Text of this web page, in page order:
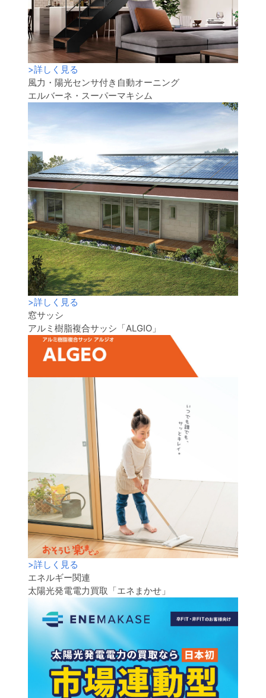
>詳しく見る
風力・陽光センサ付き自動オーニング
エルバーネ・スーパーマキシム
>詳しく見る
窓サッシ
アルミ樹脂複合サッシ「ALGIO」
>詳しく見る
エネルギー関連
太陽光発電電力買取「エネまかせ」